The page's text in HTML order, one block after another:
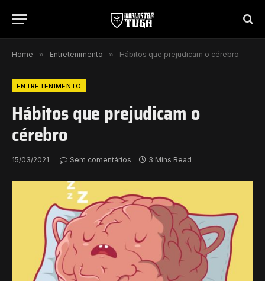
Home » Entretenimento » Hábitos que prejudicam o cérebro
ENTRETENIMENTO
Hábitos que prejudicam o
cérebro
15/03/2021 Sem comentários 3 Mins Read